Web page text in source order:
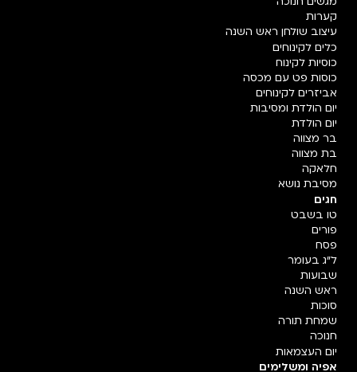
קערות
עיצוב שולחן ראש השנה
כלים לקינוחים
כוסיות לקינוח
כוסות פט עם מכסה
אביזרים לקינוחים
יום הולדת ומסיבות
יום הולדת
בר מצווה
בת מצווה
חלאקה
מסיבת נושא
חגים
טו בשבט
פורים
פסח
ל"ג בעומר
שבועות
ראש השנה
סוכות
שמחת תורה
חנוכה
יום העצמאות
אפיה ומשלימים